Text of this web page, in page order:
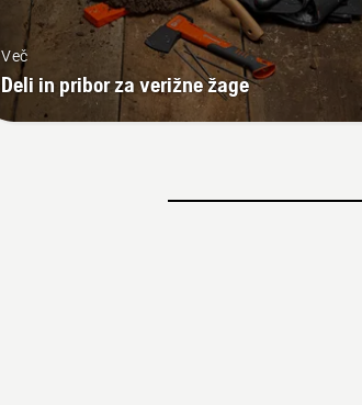
Več
Deli in pribor za verižne žage